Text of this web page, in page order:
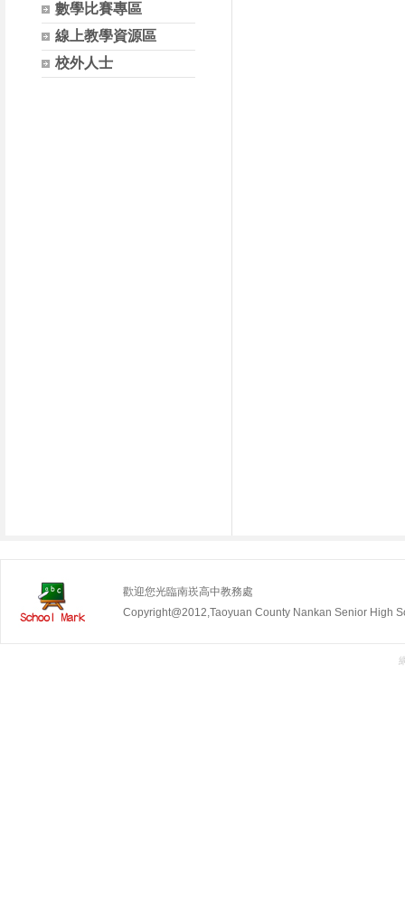
數學比賽專區
線上教學資源區
校外人士
歡迎您光臨南崁高中教務處
Copyright@2012,Taoyuan County Nankan Senior High